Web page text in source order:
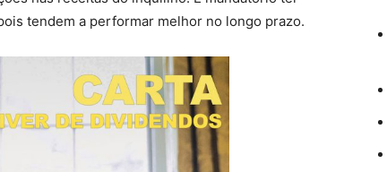
tendem a performar melhor no longo prazo.